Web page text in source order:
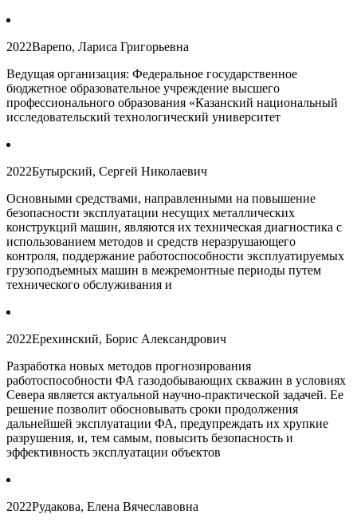
2022Варепо, Лариса Григорьевна
Ведущая организация: Федеральное государственное
бюджетное образовательное учреждение высшего
профессионального образования «Казанский национальный
исследовательский технологический университет
2022Бутырский, Сергей Николаевич
Основными средствами, направленными на повышение
безопасности эксплуатации несущих металлических
конструкций машин, являются их техническая диагностика с
использованием методов и средств неразрушающего
контроля, поддержание работоспособности эксплуатируемых
грузоподъемных машин в межремонтные периоды путем
технического обслуживания и
2022Ерехинский, Борис Александрович
Разработка новых методов прогнозирования
работоспособности ФА газодобывающих скважин в условиях
Севера является актуальной научно-практической задачей. Ее
решение позволит обосновывать сроки продолжения
дальнейшей эксплуатации ФА, предупреждать их хрупкие
разрушения, и, тем самым, повысить безопасность и
эффективность эксплуатации объектов
2022Рудакова, Елена Вячеславовна